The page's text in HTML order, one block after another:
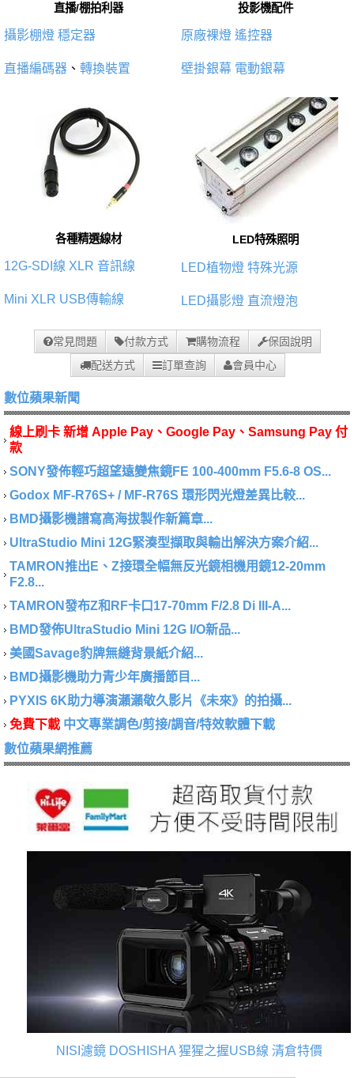
直播/棚拍利器
攝影棚燈 穩定器
直播編碼器 、 轉換裝置
投影機配件
原廠裸燈 遙控器
壁掛銀幕 電動銀幕
各種精選線材
12G-SDI線 XLR 音訊線
Mini XLR USB傳輸線
LED特殊照明
LED植物燈 特殊光源
LED攝影燈 直流燈泡
常見問題 付款方式 購物流程
保固說明
配送方式
訂單查詢 會員中心
數位蘋果新聞
線上刷卡 新增 Apple Pay、Google Pay、Samsung Pay 付
款
SONY發佈輕巧超望遠變焦鏡FE 100-400mm F5.6-8 OS...
Godox MF-R76S+ / MF-R76S 環形閃光燈差異比較...
BMD攝影機譜寫高海拔製作新篇章...
UltraStudio Mini 12G緊湊型擷取與輸出解決方案介紹...
TAMRON推出E、Z接環全幅無反光鏡相機用鏡12-20mm
F2.8...
TAMRON發布Z和RF卡口17-70mm F/2.8 Di III-A...
BMD發佈UltraStudio Mini 12G I/O新品...
美國Savage豹牌無縫背景紙介紹...
BMD攝影機助力青少年廣播節目...
PYXIS 6K助力導演瀨瀨敬久影片《未來》的拍攝...
免費下載 中文專業調色/剪接/調音/特效軟體下載
數位蘋果網推薦
NISI濾鏡 DOSHISHA 猩猩之握USB線 清倉特價